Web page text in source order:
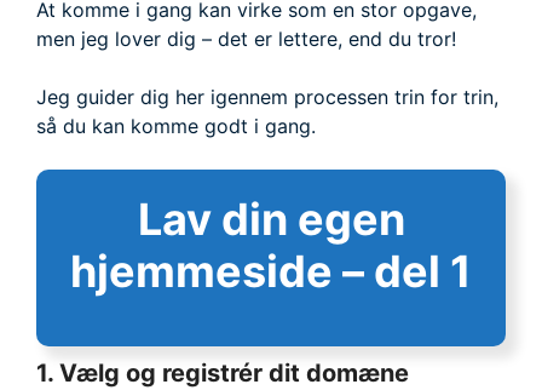
At komme i gang kan virke som en stor opgave,
men jeg lover dig – det er lettere, end du tror!
Jeg guider dig her igennem processen trin for trin,
så du kan komme godt i gang.
Lav din egen
hjemmeside – del 1
1. Vælg og registrér dit domæne